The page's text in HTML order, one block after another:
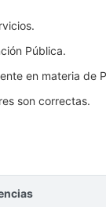
Pública.
en materia de
son correctas.